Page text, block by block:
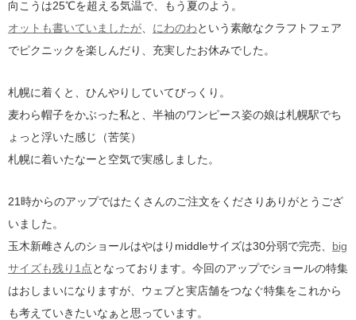
向こうは25℃を超える気温で、もう夏のよう。
オットも書いていましたが
にわのわという素敵なクラフトフェア
でピクニックを楽しんだり、充実したお休みでした。
札幌に着くと、ひんやりしていてびっくり。
麦わら帽子をかぶった私と、半袖のワンピース姿の娘は札幌駅でち
ょっと浮いた感じ（苦笑）
札幌に着いたなーと空気で実感しました。
21時からのアップではたくさんのご注文をくださりありがとうござ
いました。
玉木新雌さんのショールはやはりmiddleサイズは30分弱で完売、 big
サイズも残り1点となっております。今回のアップでショールの特集
はおしまいになりますが、ウェブと実店舗をつなぐ特集をこれから
も考えていきたいなぁと思っています。